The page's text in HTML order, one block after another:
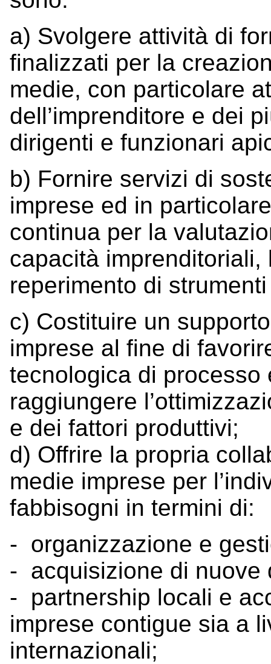
a) Svolgere attività di
finalizzati per la
medie, con particolare
dell’imprenditore e dei
dirigenti e funzionari
b) Fornire servizi di
imprese ed in
continua per la
capacità imprenditoriali,
reperimento di
c) Costituire un
imprese al fine di
tecnologica di
raggiungere
e dei fattori produttivi;
d) Offrire la propria
medie imprese per
fabbisogni in termini di:
- organizzazione e
- acquisizione di nuove
- partnership locali e
imprese contigue sia a
internazionali;